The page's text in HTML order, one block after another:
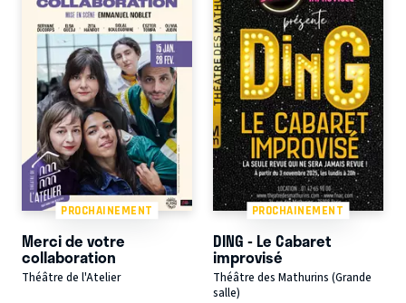
PROCHAINEMENT
Merci de votre
collaboration
Théâtre de l'Atelier
PROCHAINEMENT
DING - Le Cabaret
improvisé
Théâtre des Mathurins (Grande
salle)